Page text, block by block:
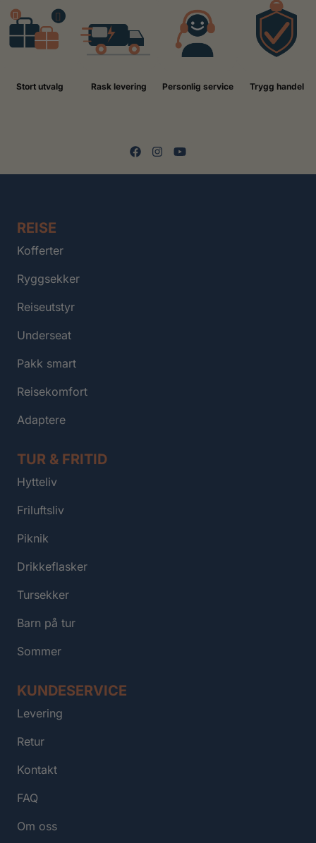
Stort utvalg Rask levering Personlig service Trygg handel
REISE
Kofferter
Ryggsekker
Reiseutstyr
Underseat
Pakk smart
Reisekomfort
Adaptere
TUR & FRITID
Hytteliv
Friluftsliv
Piknik
Drikkeflasker
Tursekker
Barn på tur
Sommer
KUNDESERVICE
Levering
Retur
Kontakt
FAQ
Om oss